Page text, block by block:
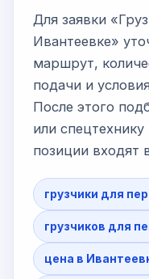
Для заявки
Ивантеевке»
маршрут,
подачи и
После этого
или
позиции входят
грузчики для
грузчиков для
цена в